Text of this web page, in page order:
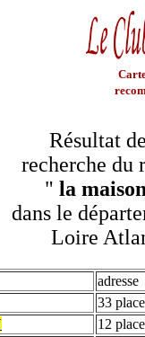
Résultat
recherche du
" la
dans le
Loire
adresse
33
12